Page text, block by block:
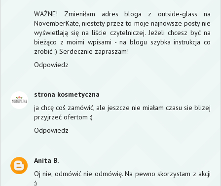
WAŻNE! Zmieniłam adres bloga z outside-glass na
NovemberKate, niestety przez to moje najnowsze posty nie
wyświetlają się na liście czytelniczej. Jeżeli chcesz być na
bieżąco z moimi wpisami - na blogu szybka instrukcja co
zrobić :) Serdecznie zapraszam!
Odpowiedz
strona kosmetyczna
ja chcę coś zamówić, ale jeszcze nie miałam czasu sie blizej
przyjrzeć ofertom :)
Odpowiedz
Anita B.
Oj nie, odmówić nie odmówię. Na pewno skorzystam z akcji
:)